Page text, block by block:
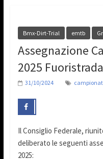
Bmx-Dirt-Trial emtb
Assegnazione
2025 Fuoristrada
31/10/2024
Il Consiglio Federale,
deliberato le seguenti
2025: